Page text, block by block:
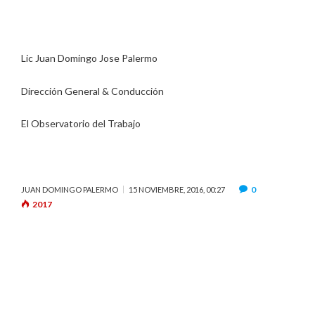
Lic Juan Domingo Jose Palermo
Dirección General & Conducción
El Observatorio del Trabajo
JUAN DOMINGO PALERMO 15 NOVIEMBRE, 2016, 00:27
0
2017